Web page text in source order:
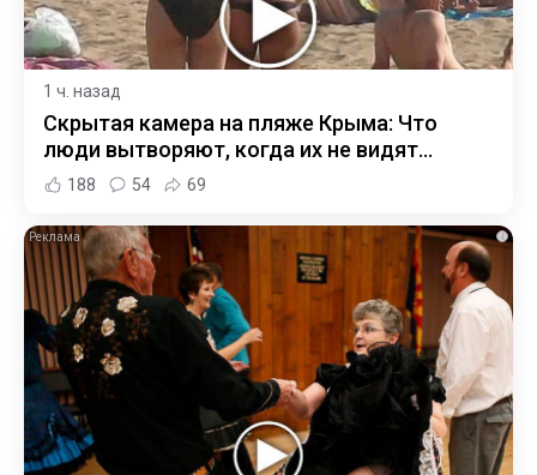
1 ч. назад
Скрытая камера на пляже Крыма: Что
люди вытворяют, когда их не видят...
188 54 69
i